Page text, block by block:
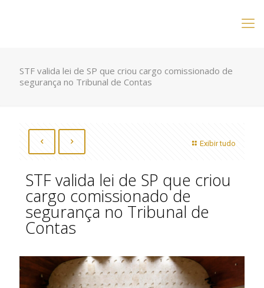
STF valida lei de SP que criou cargo comissionado de
segurança no Tribunal de Contas
Exibir tudo
STF valida lei de SP que criou
cargo comissionado de
segurança no Tribunal de
Contas